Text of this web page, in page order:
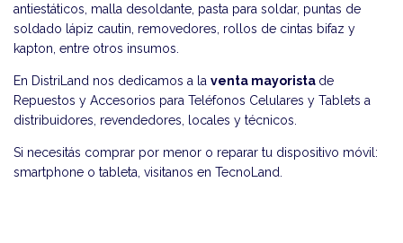
antiestáticos, malla desoldante, pasta para soldar, puntas de
soldado lápiz cautin, removedores, rollos de cintas bifaz y
kapton, entre otros insumos.
En DistriLand nos dedicamos a la venta mayorista de
Repuestos y Accesorios para Teléfonos Celulares y Tablets a
distribuidores, revendedores, locales y técnicos.
Si necesitás comprar por menor o reparar tu dispositivo móvil:
smartphone o tableta, visitanos en TecnoLand